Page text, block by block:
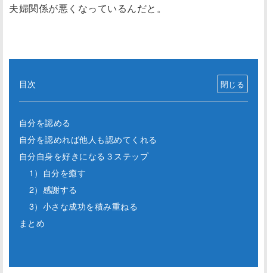
夫婦関係が悪くなっているんだと。
目次
自分を認める
自分を認めれば他人も認めてくれる
自分自身を好きになる３ステップ
1）自分を癒す
2）感謝する
3）小さな成功を積み重ねる
まとめ